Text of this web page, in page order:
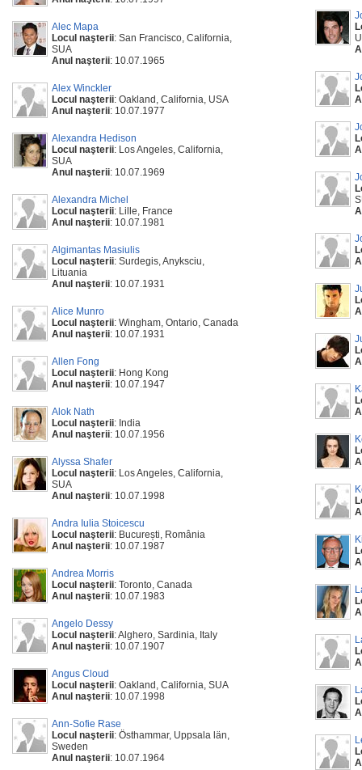
Alec Mapa
Locul naşterii: San Francisco, California,
SUA
Anul naşterii: 10.07.1965
Alex Winckler
Locul naşterii: Oakland, California, USA
Anul naşterii: 10.07.1977
Alexandra Hedison
Locul naşterii: Los Angeles, California,
SUA
Anul naşterii: 10.07.1969
Alexandra Michel
Locul naşterii: Lille, France
Anul naşterii: 10.07.1981
Algimantas Masiulis
Locul naşterii: Surdegis, Anyksciu,
Lituania
Anul naşterii: 10.07.1931
Alice Munro
Locul naşterii: Wingham, Ontario, Canada
Anul naşterii: 10.07.1931
Allen Fong
Locul naşterii: Hong Kong
Anul naşterii: 10.07.1947
Alok Nath
Locul naşterii: India
Anul naşterii: 10.07.1956
Alyssa Shafer
Locul naşterii: Los Angeles, California,
SUA
Anul naşterii: 10.07.1998
Andra Iulia Stoicescu
Locul naşterii: București, România
Anul naşterii: 10.07.1987
Andrea Morris
Locul naşterii: Toronto, Canada
Anul naşterii: 10.07.1983
Angelo Dessy
Locul naşterii: Alghero, Sardinia, Italy
Anul naşterii: 10.07.1907
Angus Cloud
Locul naşterii: Oakland, California, SUA
Anul naşterii: 10.07.1998
Ann-Sofie Rase
Locul naşterii: Östhammar, Uppsala län,
Sweden
Anul naşterii: 10.07.1964